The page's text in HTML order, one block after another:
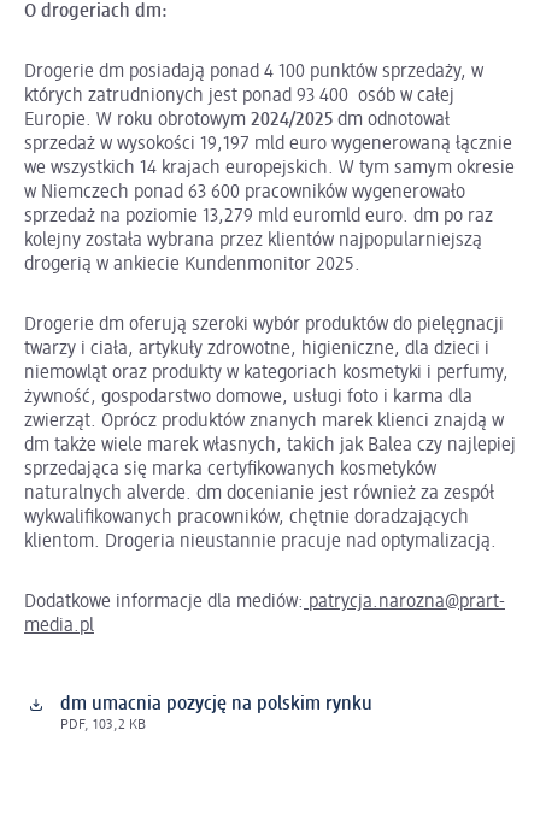
O drogeriach dm:
Drogerie dm posiadają ponad 4 100 punktów sprzedaży, w
których zatrudnionych jest ponad 93 400 osób w całej
Europie. W roku obrotowym 2024/2025 dm odnotował
sprzedaż w wysokości 19,197 mld euro wygenerowaną łącznie
we wszystkich 14 krajach europejskich. W tym samym okresie
w Niemczech ponad 63 600 pracowników wygenerowało
sprzedaż na poziomie 13,279 mld euromld euro. dm po raz
kolejny została wybrana przez klientów najpopularniejszą
drogerią w ankiecie Kundenmonitor 2025.
Drogerie dm oferują szeroki wybór produktów do pielęgnacji
twarzy i ciała, artykuły zdrowotne, higieniczne, dla dzieci i
niemowląt oraz produkty w kategoriach kosmetyki i perfumy,
żywność, gospodarstwo domowe, usługi foto i karma dla
zwierząt. Oprócz produktów znanych marek klienci znajdą w
dm także wiele marek własnych, takich jak Balea czy najlepiej
sprzedająca się marka certyfikowanych kosmetyków
naturalnych alverde. dm docenianie jest również za zespół
wykwalifikowanych pracowników, chętnie doradzających
klientom. Drogeria nieustannie pracuje nad optymalizacją.
Dodatkowe informacje dla mediów: patrycja.narozna@prart-
media.pl
dm umacnia pozycję na polskim rynku
PDF, 103,2 KB